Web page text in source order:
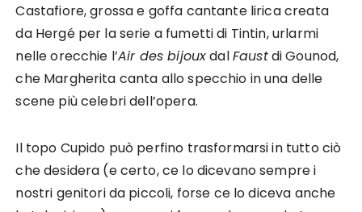
Castafiore, grossa e goffa cantante lirica creata
da Hergé per la serie a fumetti di Tintin, urlarmi
nelle orecchie l’Air des bijouxdalFaustdi Gounod,
che Margherita canta allo specchio in una delle
scene più celebri dell’opera.
Il topo Cupido può perfino trasformarsi in tutto ciò
che desidera (e certo, ce lo dicevano sempre i
nostri genitori da piccoli, forse ce lo diceva anche